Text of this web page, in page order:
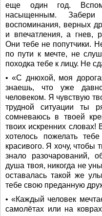
еще один год.
насыщенным.
воспоминания, верных
и впечатления, а гнев,
Они тебе не попутчики.
по пути к мечте, не
походка тебе к лицу. Не
• «С днюхой, моя
знаешь, что уже
человеком. Я чувствую
трудной ситуации ты
сомневаюсь в твоей
твоих искренних
хотелось пожелать
красивого. Я хочу, чтобы
знало разочарований,
душа твоя, никогда не
оставалась такой же
тебе свою преданную
• «Каждый человек
самолётах или на